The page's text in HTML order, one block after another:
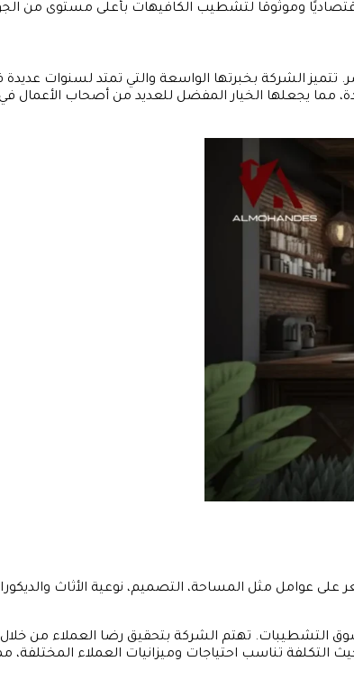
وموثوقًا لتشطيب الكافيهات بأعلى مستوى من
الشركة بخبرتها الواسعة والتي تمتد لسنوات
مما يجعلها الخيار المفضل للعديد من أصحاب الأعمال
عوامل مثل المساحة، التصميم، نوعية الأثاث
تهتم الشركة بتحقيق رضا العملاء من خلال
تناسب احتياجات وميزانيات العملاء المختلفة،